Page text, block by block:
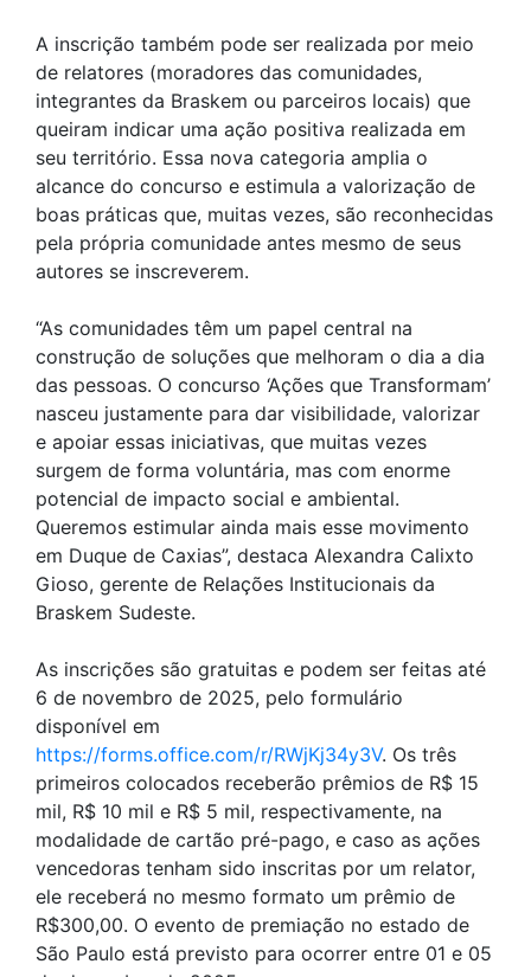
A inscrição também pode ser realizada por meio
de relatores (moradores das comunidades,
integrantes da Braskem ou parceiros locais) que
queiram indicar uma ação positiva realizada em
seu território. Essa nova categoria amplia o
alcance do concurso e estimula a valorização de
boas práticas que, muitas vezes, são reconhecidas
pela própria comunidade antes mesmo de seus
autores se inscreverem.
“As comunidades têm um papel central na
construção de soluções que melhoram o dia a dia
das pessoas. O concurso ‘Ações que Transformam’
nasceu justamente para dar visibilidade, valorizar
e apoiar essas iniciativas, que muitas vezes
surgem de forma voluntária, mas com enorme
potencial de impacto social e ambiental.
Queremos estimular ainda mais esse movimento
em Duque de Caxias”, destaca Alexandra Calixto
Gioso, gerente de Relações Institucionais da
Braskem Sudeste.
As inscrições são gratuitas e podem ser feitas até
6 de novembro de 2025, pelo formulário
disponível em
https://forms.office.com/r/RWjKj34y3V. Os três
primeiros colocados receberão prêmios de R$ 15
mil, R$ 10 mil e R$ 5 mil, respectivamente, na
modalidade de cartão pré-pago, e caso as ações
vencedoras tenham sido inscritas por um relator,
ele receberá no mesmo formato um prêmio de
R$300,00. O evento de premiação no estado de
São Paulo está previsto para ocorrer entre 01 e 05